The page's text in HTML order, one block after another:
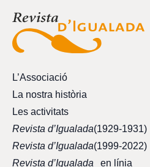
L’Associació
La nostra història
Les activitats
Revista d’Igualada(1929-1931)
Revista d’Igualada(1999-2022)
Revista d’Igualada
en línia